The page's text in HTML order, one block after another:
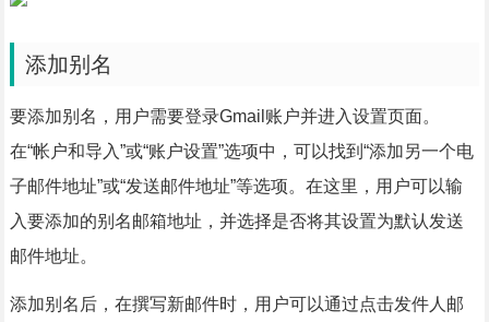
添加别名
要添加别名，用户需要登录Gmail账户并进入设置页面。
在“帐户和导入”或“账户设置”选项中，可以找到“添加另一个电
子邮件地址”或“发送邮件地址”等选项。在这里，用户可以输
入要添加的别名邮箱地址，并选择是否将其设置为默认发送
邮件地址。
添加别名后，在撰写新邮件时，用户可以通过点击发件人邮